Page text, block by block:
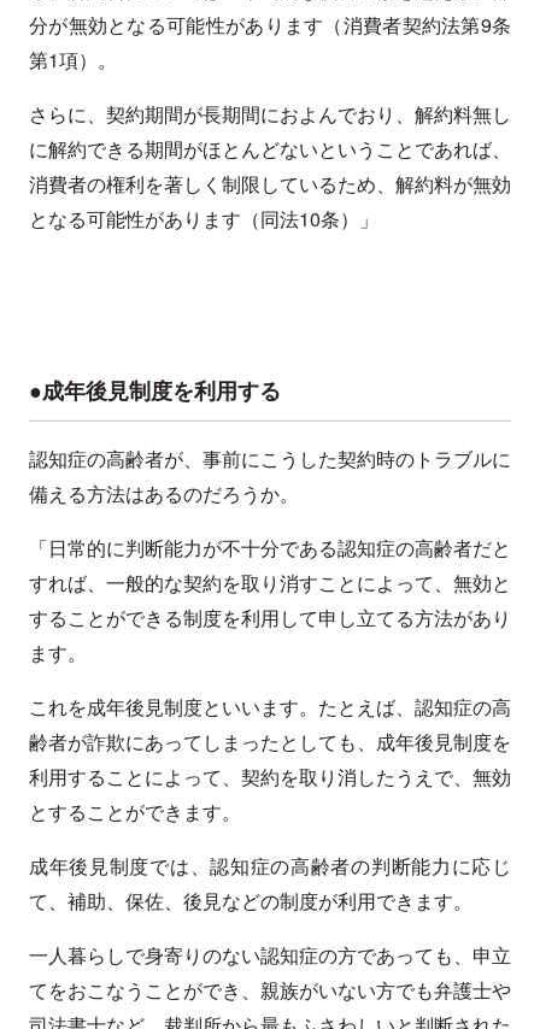
分が無効となる可能性があります（消費者契約法第9条
第1項）。
さらに、契約期間が長期間におよんでおり、解約料無し
に解約できる期間がほとんどないということであれば、
消費者の権利を著しく制限しているため、解約料が無効
となる可能性があります（同法10条）」
●成年後見制度を利用する
認知症の高齢者が、事前にこうした契約時のトラブルに
備える方法はあるのだろうか。
「日常的に判断能力が不十分である認知症の高齢者だと
すれば、一般的な契約を取り消すことによって、無効と
することができる制度を利用して申し立てる方法があり
ます。
これを成年後見制度といいます。たとえば、認知症の高
齢者が詐欺にあってしまったとしても、成年後見制度を
利用することによって、契約を取り消したうえで、無効
とすることができます。
成年後見制度では、認知症の高齢者の判断能力に応じ
て、補助、保佐、後見などの制度が利用できます。
一人暮らしで身寄りのない認知症の方であっても、申立
てをおこなうことができ、親族がいない方でも弁護士や